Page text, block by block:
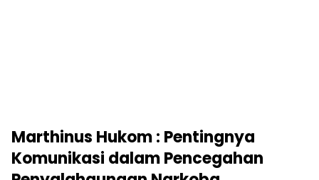
Marthinus Hukom : Pentingnya
Komunikasi dalam Pencegahan